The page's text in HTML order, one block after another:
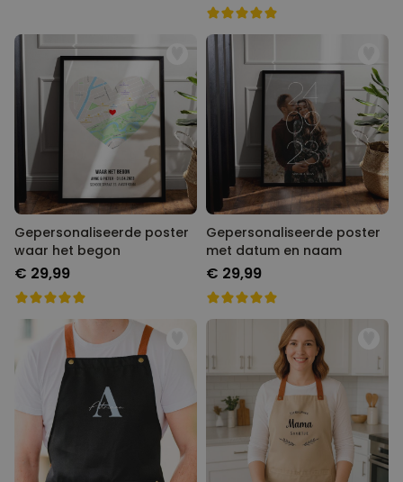
Gepersonaliseerde poster
waar het begon
€ 29,99
Gepersonaliseerde poster
met datum en naam
€ 29,99